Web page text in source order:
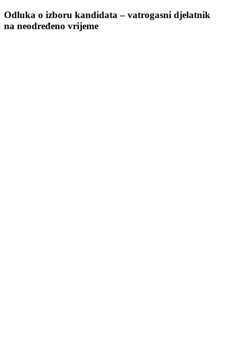
Odluka o izboru kandidata – vatrogasni djelatnik
na neodređeno vrijeme